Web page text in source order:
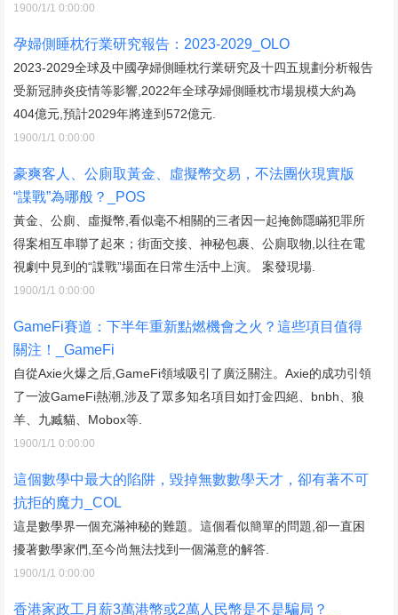
1900/1/1 0:00:00
孕婦側睡枕行業研究報告：2023-2029_OLO
2023-2029全球及中國孕婦側睡枕行業研究及十四五規劃分析報告
受新冠肺炎疫情等影響,2022年全球孕婦側睡枕市場規模大約為
404億元,預計2029年將達到572億元.
1900/1/1 0:00:00
豪爽客人、公廁取黃金、虛擬幣交易，不法團伙現實版
“諜戰”為哪般？_POS
黃金、公廁、虛擬幣,看似毫不相關的三者因一起掩飾隱瞞犯罪所
得案相互串聯了起來；街面交接、神秘包裹、公廁取物,以往在電
視劇中見到的“諜戰”場面在日常生活中上演。 案發現場.
1900/1/1 0:00:00
GameFi賽道：下半年重新點燃機會之火？這些項目值得
關注！_GameFi
自從Axie火爆之后,GameFi領域吸引了廣泛關注。Axie的成功引領
了一波GameFi熱潮,涉及了眾多知名項目如打金四絕、bnbh、狼
羊、九臧貓、Mobox等.
1900/1/1 0:00:00
這個數學中最大的陷阱，毀掉無數數學天才，卻有著不可
抗拒的魔力_COL
這是數學界一個充滿神秘的難題。這個看似簡單的問題,卻一直困
擾著數學家們,至今尚無法找到一個滿意的解答.
1900/1/1 0:00:00
香港家政工月薪3萬港幣或2萬人民幣是不是騙局？_